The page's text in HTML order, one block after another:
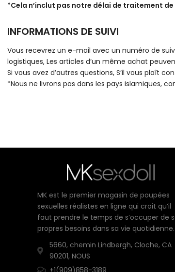
*Cela n’inclut pas notre délai de traitement de
INFORMATIONS DE SUIVI
Vous recevrez un e-mail avec un numéro de
logistiques, Les articles d’un même achat
Si vous avez d’autres questions, S’il vous plaît
*Nous ne livrons pas dans les pays islamiques,
MK est le premier magasin de poupées
sexuelles réalistes en ligne qui croit qu’il
faut prendre le temps de s’occuper de
propres besoins dans sa vie quotidienne.
5660, chemin Lindbergh, Cloche, CA
90201, NOUS
+1(909)858-3189